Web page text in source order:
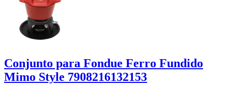
Conjunto para Fondue Ferro Fundido
Mimo Style 7908216132153